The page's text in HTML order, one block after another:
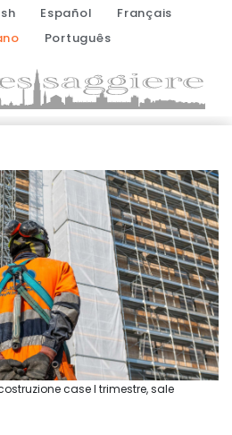
Español
Français
Português
case I trimestre, sale